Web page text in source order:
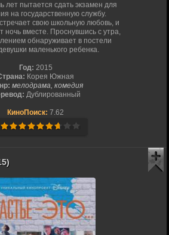
лет пытается сдать экзамен для
на государственную службу.
свою школьную любовь, и
ночь вместе. Проснувшись с утра,
обнаруживает в постели
маленького ребенка.
Год: 2015
Корея Южная
мелодрама, комедия
Дублированный
КиноПоиск: 7.62